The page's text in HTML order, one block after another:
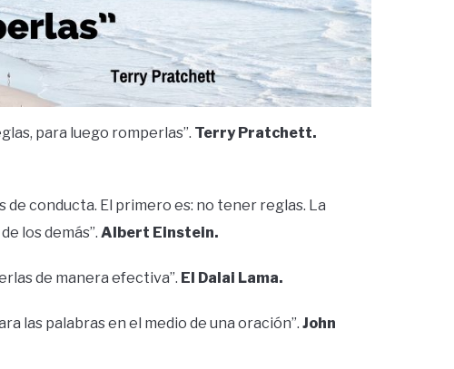
para luego romperlas”. Terry Pratchett.
conducta. El primero es: no tener reglas. La
los demás”. Albert Einstein.
de manera efectiva”. El Dalai Lama.
las palabras en el medio de una oración”. John